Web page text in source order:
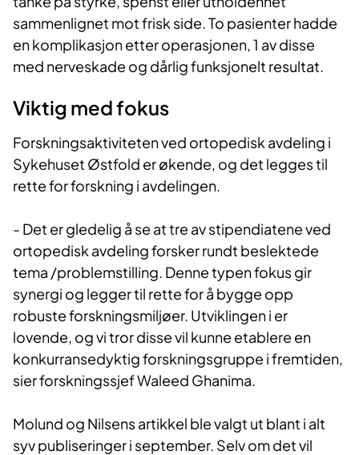
sammenlignet mot frisk side. To pasienter hadde
en komplikasjon etter operasjonen, 1 av disse
med nerveskade og dårlig funksjonelt resultat.
Viktig med fokus
Forskningsaktiviteten ved ortopedisk avdeling i
Sykehuset Østfold er økende, og det legges til
rette for forskning i avdelingen.
- Det er gledelig å se at tre av stipendiatene ved
ortopedisk avdeling forsker rundt beslektede
tema /problemstilling. Denne typen fokus gir
synergi og legger til rette for å bygge opp
robuste forskningsmiljøer. Utviklingen i er
lovende, og vi tror disse vil kunne etablere en
konkurransedyktig forskningsgruppe i fremtiden,
sier forskningssjef Waleed Ghanima.
Molund og Nilsens artikkel ble valgt ut blant i alt
syv publiseringer i september. Selv om det vil